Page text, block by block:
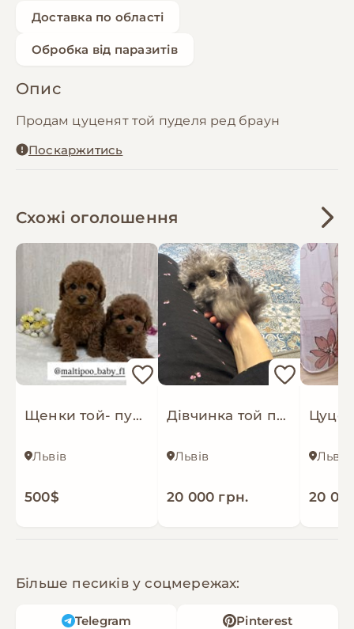
Доставка по області
Обробка від паразитів
Опис
Продам цуценят той пуделя ред браун
Поскаржитись
Схожі оголошення
Щенки той- пуделя ред Браун
Львів
500$
Дівчинка той пудель, срібло
Львів
20 000 грн.
Львів
20
Більше песиків у соцмережах:
Telegram Pinterest